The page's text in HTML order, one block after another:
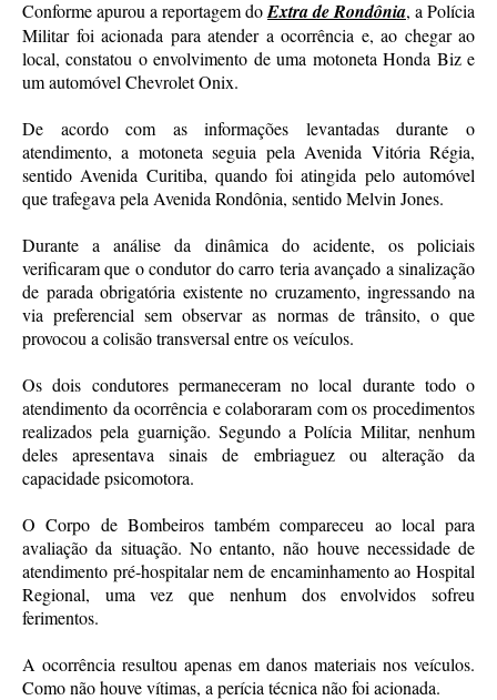
Conforme apurou a reportagem doExtra de Rondônia, a Polícia
Militar foi acionada para atender a ocorrência e, ao chegar ao
local, constatou o envolvimento de uma motoneta Honda Biz e
um automóvel Chevrolet Onix.
De acordo com as informações levantadas durante o
atendimento, a motoneta seguia pela Avenida Vitória Régia,
sentido Avenida Curitiba, quando foi atingida pelo automóvel
que trafegava pela Avenida Rondônia, sentido Melvin Jones.
Durante a análise da dinâmica do acidente, os policiais
verificaram que o condutor do carro teria avançado a sinalização
de parada obrigatória existente no cruzamento, ingressando na
via preferencial sem observar as normas de trânsito, o que
provocou a colisão transversal entre os veículos.
Os dois condutores permaneceram no local durante todo o
atendimento da ocorrência e colaboraram com os procedimentos
realizados pela guarnição. Segundo a Polícia Militar, nenhum
deles apresentava sinais de embriaguez ou alteração da
capacidade psicomotora.
O Corpo de Bombeiros também compareceu ao local para
avaliação da situação. No entanto, não houve necessidade de
atendimento pré-hospitalar nem de encaminhamento ao Hospital
Regional, uma vez que nenhum dos envolvidos sofreu
ferimentos.
A ocorrência resultou apenas em danos materiais nos veículos.
Como não houve vítimas, a perícia técnica não foi acionada.